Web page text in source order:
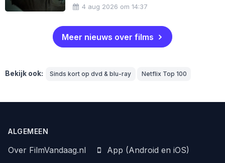
4 aug 2026 om 14:37
Meer nieuws over films
Bekijk ook: Sinds kort op dvd & blu-ray Netflix Top 100
ALGEMEEN
Over FilmVandaag.nl
App (Android en iOS)